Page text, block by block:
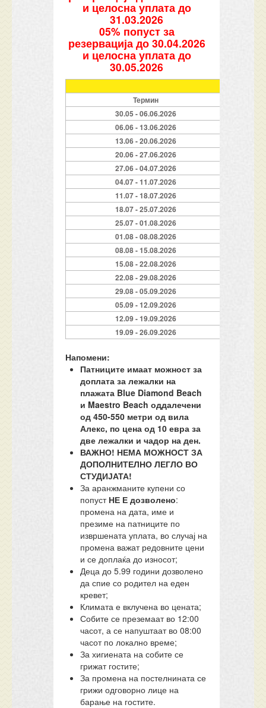
и целосна уплата до
31.03.2026
05% попуст за
резервација до 30.04.2026
и целосна уплата до
30.05.2026
Термин
30.05 - 06.06.2026
06.06 - 13.06.2026
13.06 - 20.06.2026
20.06 - 27.06.2026
27.06 - 04.07.2026
04.07 - 11.07.2026
11.07 - 18.07.2026
18.07 - 25.07.2026
25.07 - 01.08.2026
01.08 - 08.08.2026
08.08 - 15.08.2026
15.08 - 22.08.2026
22.08 - 29.08.2026
29.08 - 05.09.2026
05.09 - 12.09.2026
12.09 - 19.09.2026
19.09 - 26.09.2026
Напомени:
Патниците имаат можност за
доплата за лежалки на
плажата Blue Diamond Beach
и Maestro Beach оддалечени
од 450-550 метри од вила
Алекс, по цена од 10 евра за
две лежалки и чадор на ден.
ВАЖНО! НЕМА МОЖНОСТ ЗА
ДОПОЛНИТЕЛНО ЛЕГЛО ВО
СТУДИЈАТА!
За аранжманите купени со
попуст НЕ Е дозволено:
промена на дата, име и
презиме на патниците по
извршената уплата, во случај на
промена важат редовните цени
и се доплаќа до износот;
Деца до 5.99 години дозволено
да спие со родител на еден
кревет;
Климата е вклучена во цената;
Собите се преземаат во 12:00
часот, а се напуштаат во 08:00
часот по локално време;
За хигиената на собите се
грижат гостите;
За промена на постелнината се
грижи одговорно лице на
барање на гостите.